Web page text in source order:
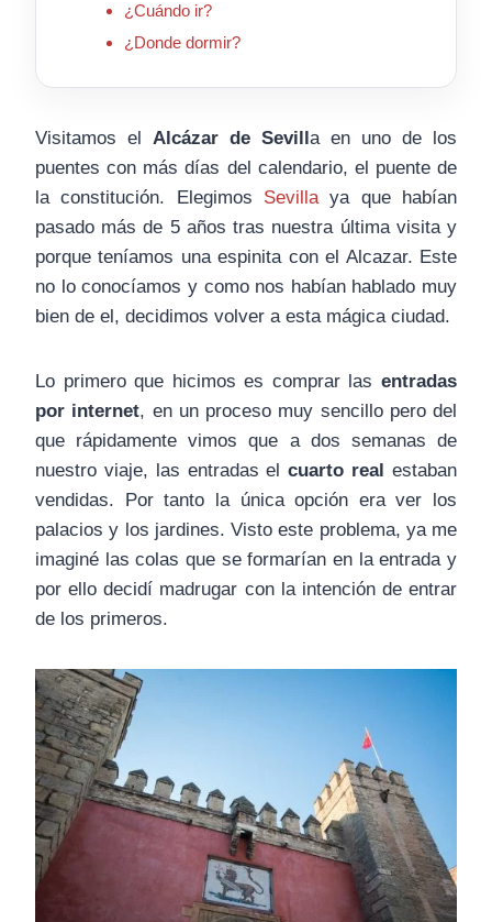
¿Cuándo ir?
¿Donde dormir?
Visitamos el Alcázar de Sevill a en uno de los
puentes con más días del calendario, el puente de
la constitución. Elegimos Sevillaya que habían
pasado más de 5 años tras nuestra última visita y
porque teníamos una espinita con el Alcazar. Este
no lo conocíamos y como nos habían hablado muy
bien de el, decidimos volver a esta mágica ciudad.
Lo primero que hicimos es comprar las entradas
por internet, en un proceso muy sencillo pero del
que rápidamente vimos que a dos semanas de
nuestro viaje, las entradas elcuarto real estaban
vendidas. Por tanto la única opción era ver los
palacios y los jardines. Visto este problema, ya me
imaginé las colas que se formarían en la entrada y
por ello decidí madrugar con la intención de entrar
de los primeros.